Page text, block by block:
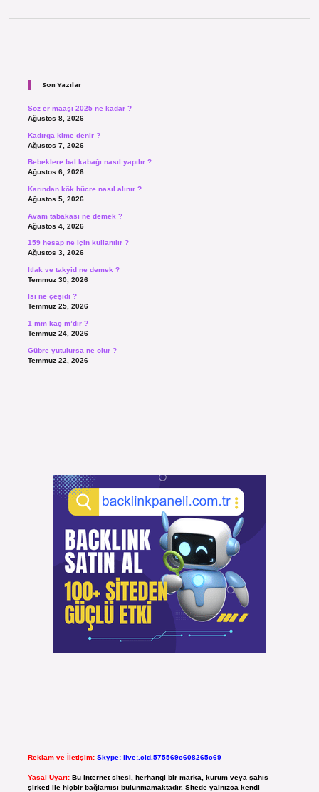
Son Yazılar
Söz er maaşı 2025 ne kadar ?
Ağustos 8, 2026
Kadırga kime denir ?
Ağustos 7, 2026
Bebeklere bal kabağı nasıl yapılır ?
Ağustos 6, 2026
Karından kök hücre nasıl alınır ?
Ağustos 5, 2026
Avam tabakası ne demek ?
Ağustos 4, 2026
159 hesap ne için kullanılır ?
Ağustos 3, 2026
İtlak ve takyid ne demek ?
Temmuz 30, 2026
Isı ne çeşidi ?
Temmuz 25, 2026
1 mm kaç m’dir ?
Temmuz 24, 2026
Gübre yutulursa ne olur ?
Temmuz 22, 2026
Reklam ve İletişim: Skype: live:.cid.575569c608265c69
Yasal Uyarı: Bu internet sitesi, herhangi bir marka, kurum veya şahıs
şirketi ile hiçbir bağlantısı bulunmamaktadır. Sitede yalnızca kendi